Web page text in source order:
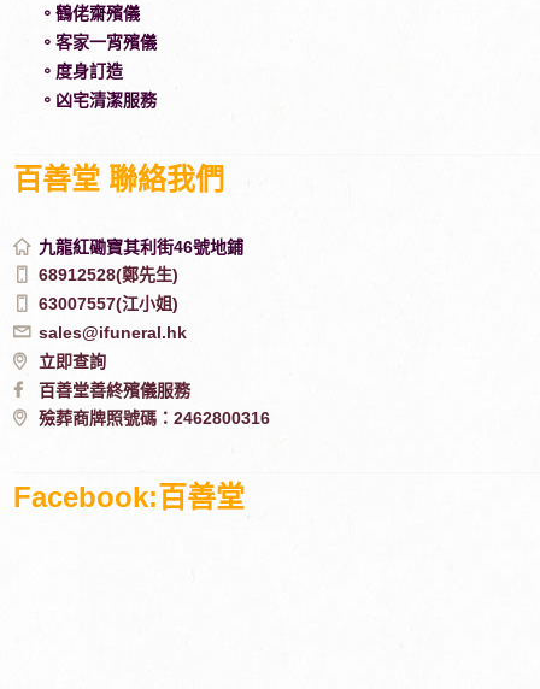
。鶴佬齋殯儀
。客家一宵殯儀
。度身訂造
。凶宅清潔服務
百善堂 聯絡我們
九龍紅磡寶其利街46號地鋪
68912528(鄭先生)
63007557(江小姐)
sales@ifuneral.hk
立即查詢
百善堂善終殯儀服務
殮葬商牌照號碼：2462800316
Facebook:百善堂